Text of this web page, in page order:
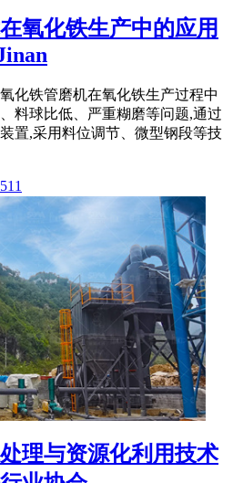
氧化铁生产中的应用
化铁管磨机在氧化铁生产过程中
料球比低、严重糊磨等问题,通过
置,采用料位调节、微型钢段等技
理与资源化利用技术